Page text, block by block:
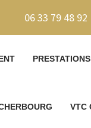
06 33 79 48 92
VTC